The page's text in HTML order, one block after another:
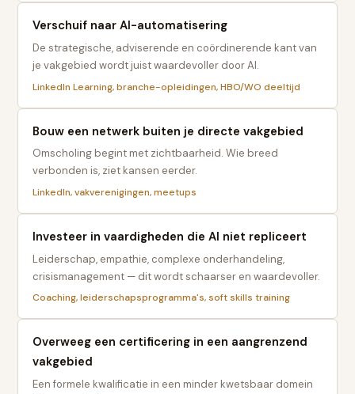
Verschuif naar AI-automatisering
De strategische, adviserende en coördinerende kant van
je vakgebied wordt juist waardevoller door AI.
LinkedIn Learning, branche-opleidingen, HBO/WO deeltijd
Bouw een netwerk buiten je directe vakgebied
Omscholing begint met zichtbaarheid. Wie breed
verbonden is, ziet kansen eerder.
LinkedIn, vakverenigingen, meetups
Investeer in vaardigheden die AI niet repliceert
Leiderschap, empathie, complexe onderhandeling,
crisismanagement — dit wordt schaarser en waardevoller.
Coaching, leiderschapsprogramma's, soft skills training
Overweeg een certificering in een aangrenzend
vakgebied
Een formele kwalificatie in een minder kwetsbaar domein